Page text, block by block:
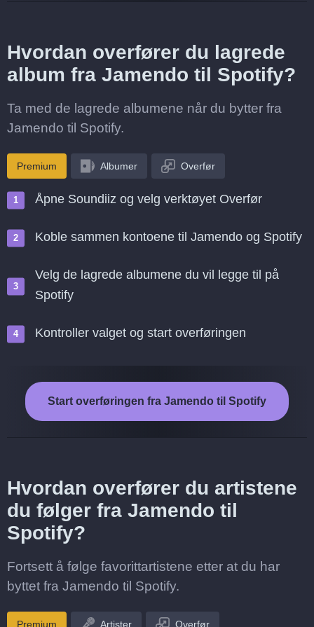
Hvordan overfører du lagrede
album fra Jamendo til Spotify?
Ta med de lagrede albumene når du bytter fra
Jamendo til Spotify.
Premium Albumer Overfør
Åpne Soundiiz og velg verktøyet Overfør
Koble sammen kontoene til Jamendo og Spotify
Velg de lagrede albumene du vil legge til på
Spotify
Kontroller valget og start overføringen
Start overføringen fra Jamendo til Spotify
Hvordan overfører du artistene
du følger fra Jamendo til
Spotify?
Fortsett å følge favorittartistene etter at du har
byttet fra Jamendo til Spotify.
Premium Artister Overfør